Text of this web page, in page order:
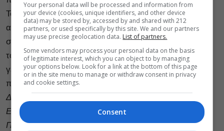
Το εγχείρημά τους: να μεταφέρουν στην σκηνή την
ανατριχιαστική ιστορία της Ίντι, νεαρής γυναίκας που
σιγά σιγά παραδίνεται στην ψύχωσή της. Την δουλειά
τους θα κάνουν ακόμα πιο δύσκολη κάποια παράξενα
γεγονότα καθώς οι ήρωες βουλιάζουν σταδιακά σε μια
πρωτόγνωρη συνθήκη.
Δευτέρα 13/12 στις 21:00.
Εισιτήρια: Γενική είσοδος: 12€, Φοιτητές & Άνεργοι: 8€.
Προπώληση:viva.gr.
Your personal data will be processed and information from
your device (cookies, unique identifiers, and other device
data) may be stored by, accessed by and shared with 212
partners, or used specifically by this site. We and our partners
may use precise geolocation data. List of partners.
Some vendors may process your personal data on the basis
of legitimate interest, which you can object to by managing
your options below. Look for a link at the bottom of this page
or in the site menu to manage or withdraw consent in privacy
and cookie settings.
Consent